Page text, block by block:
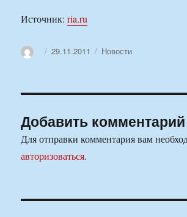
Источник:ria.ru
АвторОпубликовано
29.11.2011 Рубрики
Новости
Добавить комментарий
Для отправки комментария вам
авторизоваться.